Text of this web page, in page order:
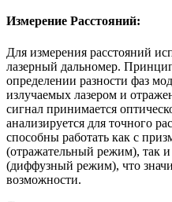
Измерение Расстояний:
Для измерения расстояний
лазерный дальномер.
определении разности фаз
излучаемых лазером и
сигнал принимается
анализируется для точного
способны работать как с
(отражательный режим), так
(диффузный режим), что
возможности.